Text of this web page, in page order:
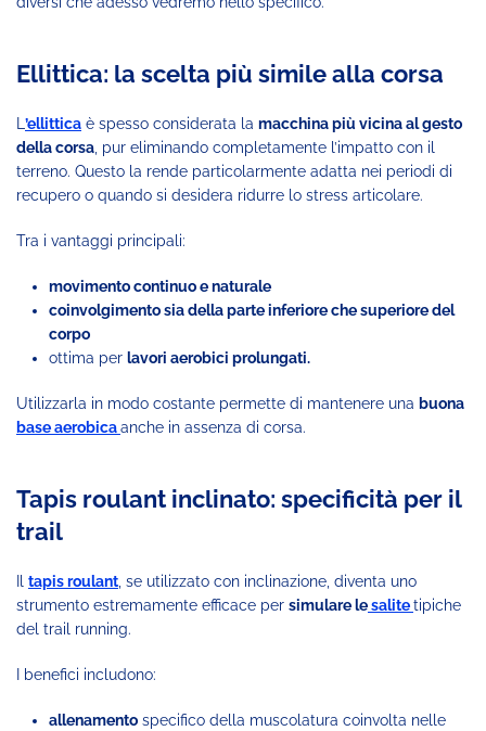
Ellittica: la scelta più simile alla corsa
L’ellittica è spesso considerata la macchina più vicina al gesto
della corsa, pur eliminando completamente l’impatto con il
terreno. Questo la rende particolarmente adatta nei periodi di
recupero o quando si desidera ridurre lo stress articolare.
Tra i vantaggi principali:
movimento continuo e naturale
coinvolgimento sia della parte inferiore che superiore del
corpo
ottima per lavori aerobici prolungati.
Utilizzarla in modo costante permette di mantenere una buona
base aerobicaanche in assenza di corsa.
Tapis roulant inclinato: specificità per il
trail
Il tapis roulant, se utilizzato con inclinazione, diventa uno
strumento estremamente efficace per simulare lesalitetipiche
del trail running.
I benefici includono:
allenamento specifico della muscolatura coinvolta nelle